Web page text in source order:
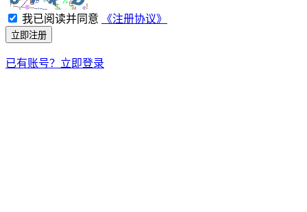
我已阅读并同意 《注册协议》
立即注册
已有账号？立即登录